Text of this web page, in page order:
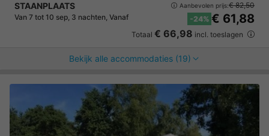
STAANPLAATS
Van 7 tot 10 sep, 3 nachten, Vanaf
Aanbevolen prijs:€ 82,50
-24% € 61,88
Totaal € 66,98 incl. toeslagen
Bekijk alle accommodaties (19)